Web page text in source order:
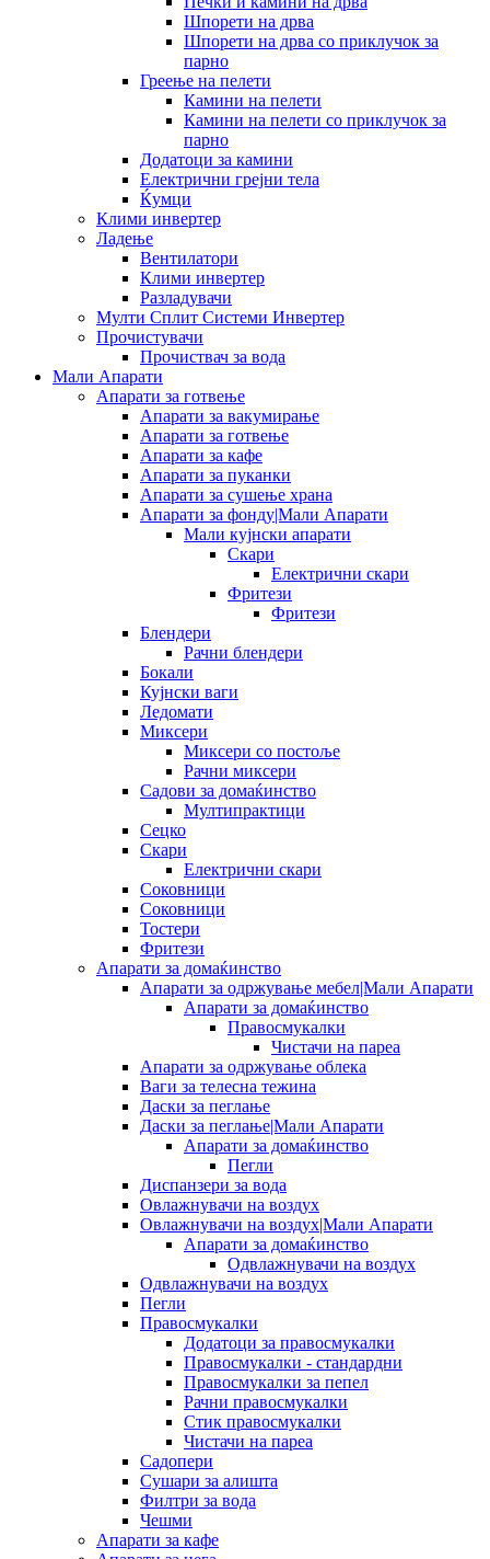
Шпорети на дрва
Шпорети на дрва со приклучок за
парно
Греење на пелети
Камини на пелети
Камини на пелети со приклучок за
парно
Додатоци за камини
Електрични грејни тела
Ќумци
Клими инвертер
Ладење
Вентилатори
Клими инвертер
Разладувачи
Мулти Сплит Системи Инвертер
Прочистувачи
Прочиствач за вода
Мали Апарати
Апарати за готвење
Апарати за вакумирање
Апарати за готвење
Апарати за кафе
Апарати за пуканки
Апарати за сушење храна
Апарати за фонду|Мали Апарати
Мали кујнски апарати
Скари
Електрични скари
Фритези
Фритези
Блендери
Рачни блендери
Бокали
Кујнски ваги
Ледомати
Миксери
Миксери со постоље
Рачни миксери
Садови за домаќинство
Мултипрактици
Сецко
Скари
Електрични скари
Соковници
Соковници
Тостери
Фритези
Апарати за домаќинство
Апарати за одржување мебел|Мали Апарати
Апарати за домаќинство
Правосмукалки
Чистачи на пареа
Апарати за одржување облека
Ваги за телесна тежина
Даски за пеглање
Даски за пеглање|Мали Апарати
Апарати за домаќинство
Пегли
Диспанзери за вода
Овлажнувачи на воздух
Овлажнувачи на воздух|Мали Апарати
Апарати за домаќинство
Одвлажнувачи на воздух
Одвлажнувачи на воздух
Пегли
Правосмукалки
Додатоци за правосмукалки
Правосмукалки - стандардни
Правосмукалки за пепел
Рачни правосмукалки
Стик правосмукалки
Чистачи на пареа
Садопери
Сушари за алишта
Филтри за вода
Чешми
Апарати за кафе